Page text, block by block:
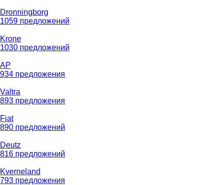
Dronningborg
1059 предложений
Krone
1030 предложений
AP
934 предложения
Valtra
893 предложения
Fiat
890 предложений
Deutz
816 предложений
Kverneland
793 предложения